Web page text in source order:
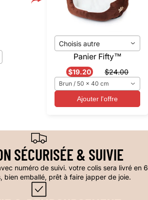
Choisis autre
Panier Fifty™️
$19.20 $24.00
Brun / 50 x 40 cm
Ajouter l'offre
SÉCURISÉE & SUIVIE
numéro de suivi. votre colis sera livré en 6
bien emballé, prêt à faire japper de joie.